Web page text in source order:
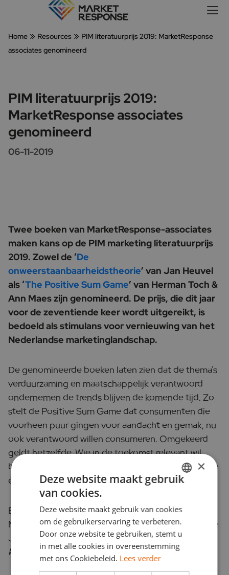
Home » Resources » PIM literatuurprijs 2019: MarketResponse
associates genomineerd
PIM literatuurprijs 2019:
MarketResponse associates
genomineerd
06-11-2019
Twee boeken van MarketResponse-associates
maken kans op de PIM marketing literatuurprijs
2019. Zowel de ‘De
onweerstaanbaarheidstheorie’ van Jan Heuvel
als ‘The Positive Sum Game’ van Herman Toch &
Ann Maes zijn genomineerd. De prijs, die dit jaar
voor de zeventiende keer wordt uitgereikt, is
bedoeld als stimulans voor vernieuwing van het
Nederlandse marketinglandschap.
De genomineerde boeken laten zien dat de thema’s
verduurzaming en maatschappelijk verantwoord
ondernemen de trends blijven de komende tijd. Zo
stelt de Positive Sum Game dat consumenten die
voorheen puur gingen voor aandacht en gemak, nu
ook verantwoord willen consumeren. Omgekeerd
geldt hetzelfde. Wie in de toekomst relevant wil
blijven biedt een exceptionele customer experience
én een sustainable experience.
Eerder werd deze nieuwe trend zichtbaar tijdens de
MarketingTroonrede, uitgesproken door Daniëlle de
Jonge, zelf genomineerd met haar boekExtreem
klantgericht.
ENGLISH
×
Deze website maakt gebruik
van cookies.
Deze website maakt gebruik van cookies
om de gebruikerservaring te verbeteren.
Door onze website te gebruiken, stemt u
in met alle cookies in overeenstemming
met ons Cookiebeleid. Lees verder